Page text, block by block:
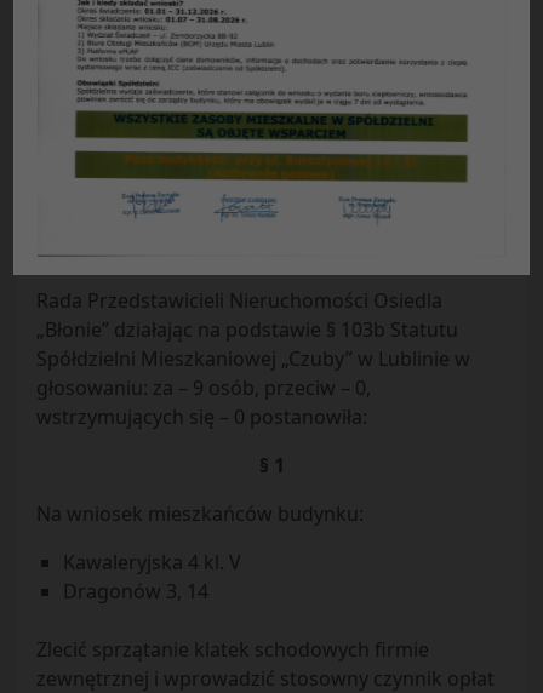
Uchwała nr 2/41/2016 z dnia 22.02.2016 r.
Rady Przedstawicieli Nieruchomości osiedla
„Błonie”
w sprawie zlecenia sprzątania klatek
schodowych firmie zewnętrznej i wprowadzenie
składnika opłat eksploatacyjnych.
Rada Przedstawicieli Nieruchomości Osiedla
„Błonie” działając na podstawie § 103b Statutu
Spółdzielni Mieszkaniowej „Czuby” w Lublinie w
głosowaniu: za – 9 osób, przeciw – 0,
wstrzymujących się – 0 postanowiła:
§ 1
Na wniosek mieszkańców budynku:
Kawaleryjska 4 kl. V
Dragonów 3, 14
Zlecić sprzątanie klatek schodowych firmie
zewnętrznej i wprowadzić stosowny czynnik opłat